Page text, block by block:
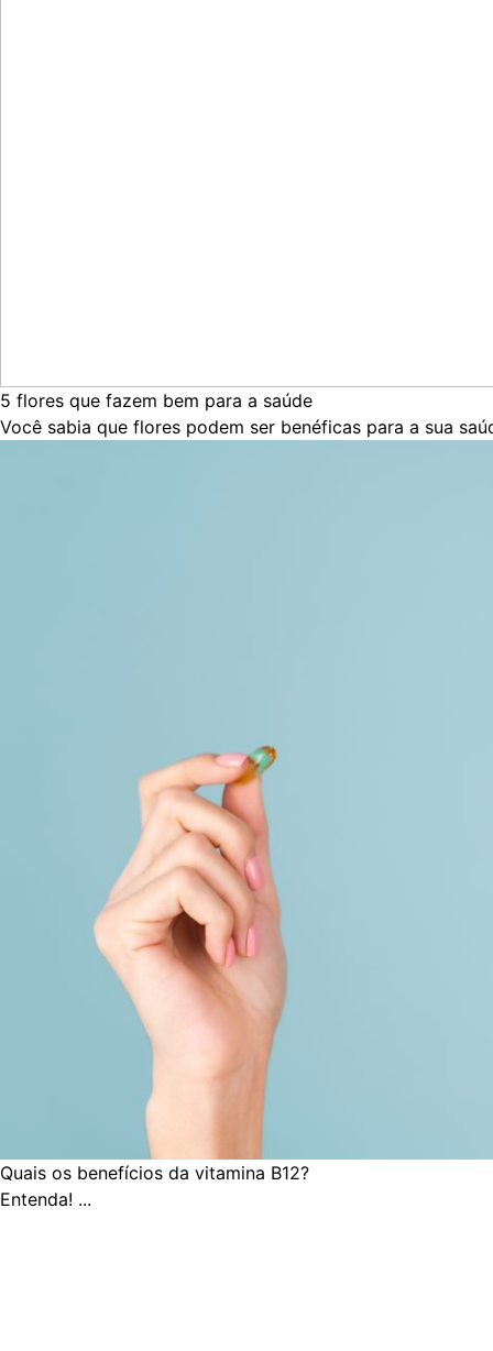
5 flores que fazem bem para a saúde
Você sabia que flores podem ser benéficas para a sua
Quais os benefícios da vitamina B12?
Entenda! ...